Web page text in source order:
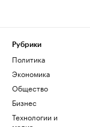
Рубрики
Политика
Экономика
Общество
Бизнес
Технологии и